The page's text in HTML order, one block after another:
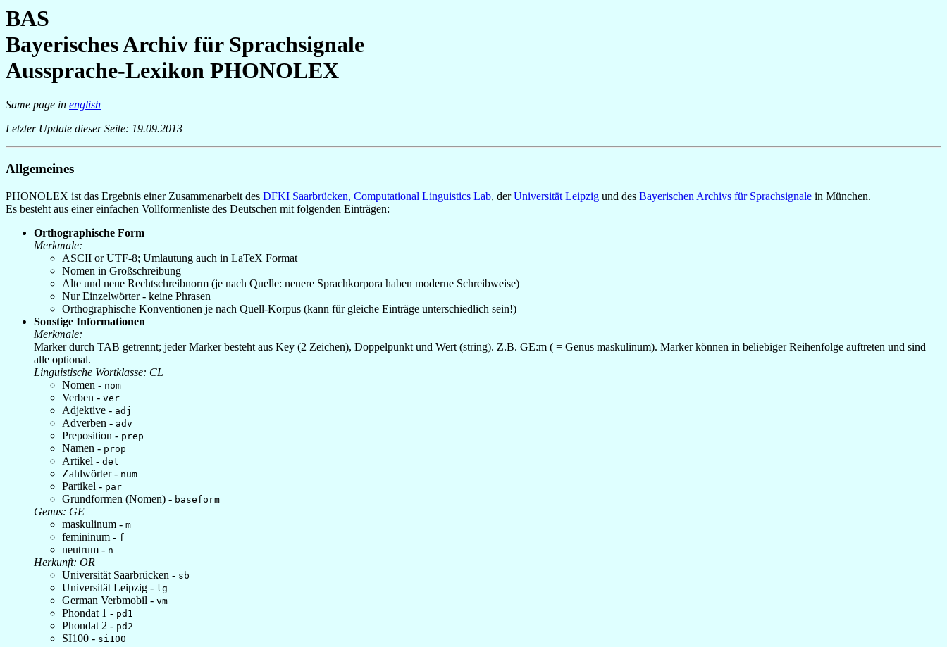
BAS
Bayerisches Archiv für Sprachsignale
Aussprache-Lexikon PHONOLEX
Same page in english
Letzter Update dieser Seite: 19.09.2013
Allgemeines
PHONOLEX ist das Ergebnis einer Zusammenarbeit des DFKI Saarbrücken, Computational Linguistics Lab, derUniversität Leipzig und des Bayerischen Archivs für Sprachsignale in München.
Es besteht aus einer einfachen Vollformenliste des Deutschen mit folgenden Einträgen:
Orthographische Form
Merkmale:
ASCII or UTF-8; Umlautung auch in LaTeX Format
Nomen in Großschreibung
Alte und neue Rechtschreibnorm (je nach Quelle: neuere Sprachkorpora haben moderne Schreibweise)
Nur Einzelwörter - keine Phrasen
Orthographische Konventionen je nach Quell-Korpus (kann für gleiche Einträge unterschiedlich sein!)
Sonstige Informationen
Merkmale:
Marker durch TAB getrennt; jeder Marker besteht aus Key (2 Zeichen), Doppelpunkt und Wert (string). Z.B. GE:m ( = Genus maskulinum). Marker können in beliebiger Reihenfolge auftreten und sind
alle optional.
Linguistische Wortklasse: CL
Nomen - nom
Verben - ver
Adjektive - adj
Adverben - adv
Preposition - prep
Namen - prop
Artikel - det
Zahlwörter - num
Partikel - par
Grundformen (Nomen) - baseform
Genus: GE
maskulinum - m
femininum - f
neutrum - n
Herkunft: OR
Universität Saarbrücken - sb
Universität Leipzig - lg
German Verbmobil - vm
Phondat 1 - pd1
Phondat 2 - pd2
SI100 - si100